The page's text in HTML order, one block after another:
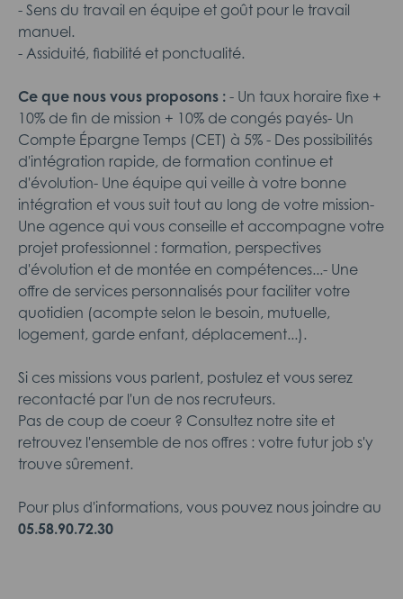
- Sens du travail en équipe et goût pour le travail
manuel.
- Assiduité, fiabilité et ponctualité.
Ce que nous vous proposons : - Un taux horaire fixe +
10% de fin de mission + 10% de congés payés- Un
Compte Épargne Temps (CET) à 5% - Des possibilités
d'intégration rapide, de formation continue et
d'évolution- Une équipe qui veille à votre bonne
intégration et vous suit tout au long de votre mission-
Une agence qui vous conseille et accompagne votre
projet professionnel : formation, perspectives
d'évolution et de montée en compétences...- Une
offre de services personnalisés pour faciliter votre
quotidien (acompte selon le besoin, mutuelle,
logement, garde enfant, déplacement...).
Si ces missions vous parlent, postulez et vous serez
recontacté par l'un de nos recruteurs.
Pas de coup de coeur ? Consultez notre site et
retrouvez l'ensemble de nos offres : votre futur job s'y
trouve sûrement.
Pour plus d'informations, vous pouvez nous joindre au
05.58.90.72.30